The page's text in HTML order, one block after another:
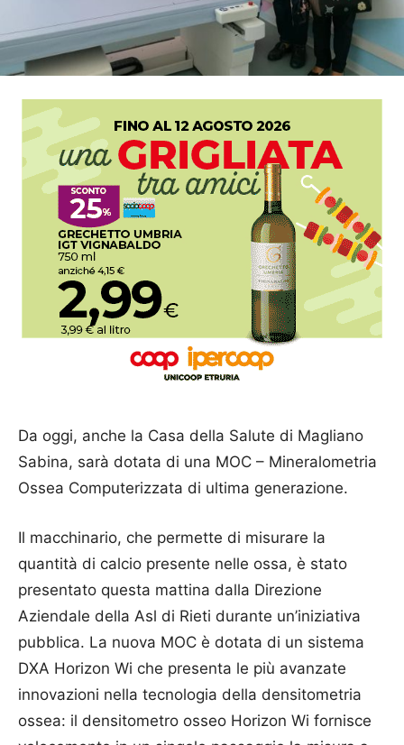
Da oggi, anche la Casa della Salute di Magliano
Sabina, sarà dotata di una MOC – Mineralometria
Ossea Computerizzata di ultima generazione.
Il macchinario, che permette di misurare la
quantità di calcio presente nelle ossa, è stato
presentato questa mattina dalla Direzione
Aziendale della Asl di Rieti durante un’iniziativa
pubblica. La nuova MOC è dotata di un sistema
DXA Horizon Wi che presenta le più avanzate
innovazioni nella tecnologia della densitometria
ossea: il densitometro osseo Horizon Wi fornisce